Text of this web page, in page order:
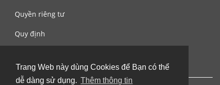
Trang Web này dùng Cookies để Bạn có thể
dễ dàng sử dụng. Thêm thông tin
Quyền riêng tư
Quy định